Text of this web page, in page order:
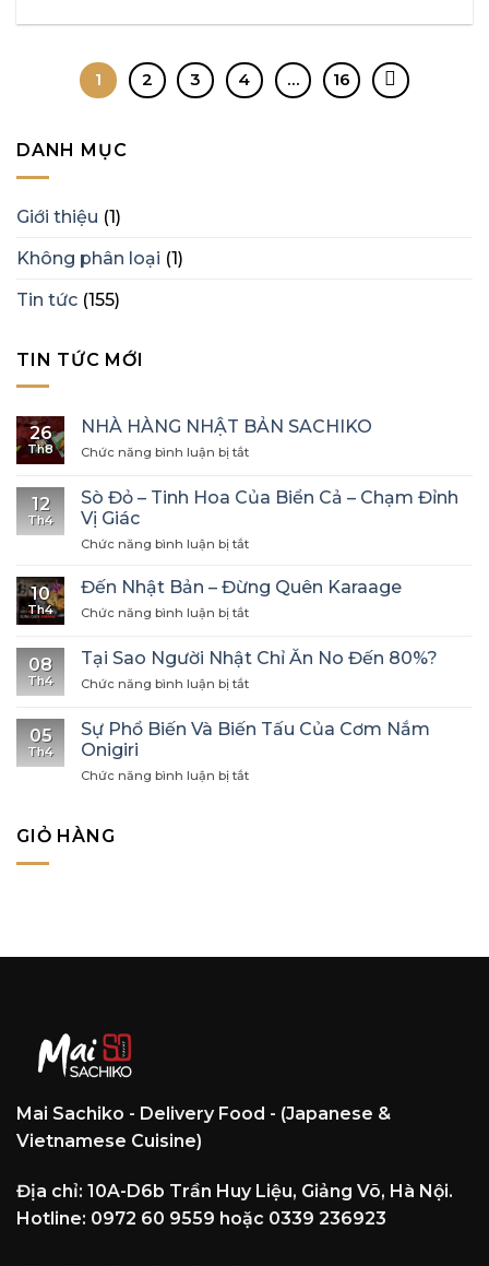
1 2 3 4 … 16
DANH MỤC
Giới thiệu (1)
Không phân loại (1)
Tin tức (155)
TIN TỨC MỚI
26
Th8
NHÀ HÀNG NHẬT BẢN SACHIKO
Chức năng bình luận bị tắtở
HÀNG
NHẬT
SACHIKO
12
Th4
Sò Đỏ – Tinh Hoa Của Biển Cả – Chạm Đỉnh
Vị Giác
Chức năng bình luận bị tắtở
Đỏ
Tinh
Của
Cả
Chạm
Giác
10
Th4
Đến Nhật Bản – Đừng Quên Karaage
Chức năng bình luận bị tắtở
Nhật
Bản
–
Quên
08
Th4
Tại Sao Người Nhật Chỉ Ăn No Đến 80%?
Chức năng bình luận bị tắtở
Sao
Người
Chỉ
05
Th4
Sự Phổ Biến Và Biến Tấu Của Cơm Nắm
Onigiri
Chức năng bình luận bị tắtở
Onigiri
GIỎ HÀNG
Mai Sachiko - Delivery Food - (Japanese &
Vietnamese Cuisine)
Địa chỉ: 10A-D6b Trần Huy Liệu, Giảng Võ, Hà Nội.
Hotline: 0972 60 9559 hoặc 0339 236923